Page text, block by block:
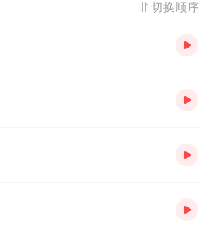
切换顺序